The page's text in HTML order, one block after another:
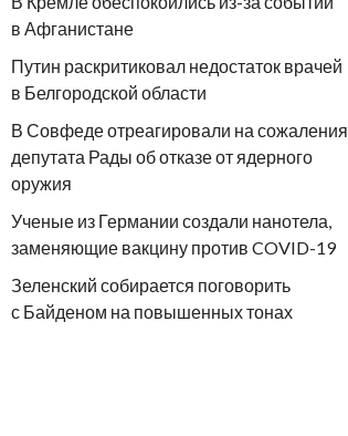
в Афганистане
Путин раскритиковал недостаток врачей
в Белгородской области
В Совфеде отреагировали на сожаления
депутата Рады об отказе от ядерного
оружия
Ученые из Германии создали нанотела,
заменяющие вакцину против COVID-19
Зеленский собирается поговорить
с Байденом на повышенных тонах